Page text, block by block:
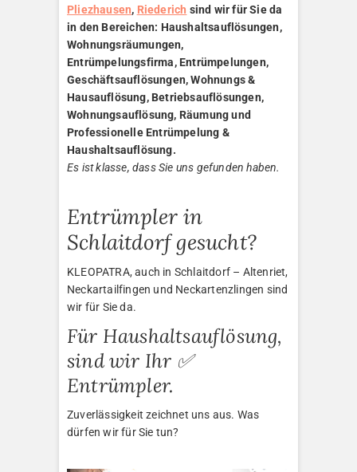
Pliezhausen, Riederich sind wir für Sie da
in den Bereichen: Haushaltsauflösungen,
Wohnungsräumungen,
Entrümpelungsfirma, Entrümpelungen,
Geschäftsauflösungen, Wohnungs &
Hausauflösung, Betriebsauflösungen,
Wohnungsauflösung, Räumung und
Professionelle Entrümpelung &
Haushaltsauflösung.
Es ist klasse, dass Sie uns gefunden haben.
Entrümpler in
Schlaitdorf gesucht?
KLEOPATRA, auch in Schlaitdorf – Altenriet,
Neckartailfingen und Neckartenzlingen sind
wir für Sie da.
Für Haushaltsauflösung,
sind wir Ihr ✅
Entrümpler.
Zuverlässigkeit zeichnet uns aus. Was
dürfen wir für Sie tun?